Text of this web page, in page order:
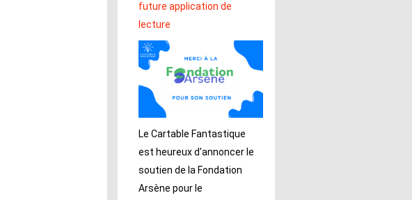
future application de
lecture
Le Cartable Fantastique
est heureux d'annoncer le
soutien de la Fondation
Arsène pour le